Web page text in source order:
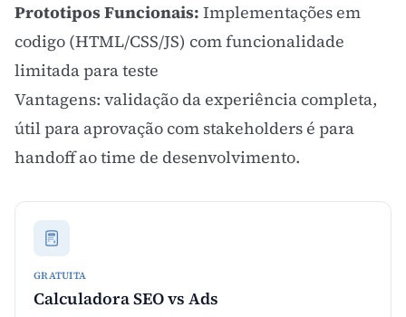
Prototipos Funcionais: Implementações em
codigo (HTML/CSS/JS) com funcionalidade
limitada para teste
Vantagens: validação da experiência completa,
útil para aprovação com stakeholders é para
handoff ao time de desenvolvimento.
GRATUITA
Calculadora SEO vs Ads